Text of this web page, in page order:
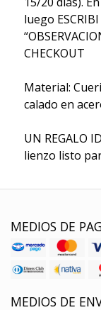
luego
CHECKOUT
Material:
calado en
UN REGALO
lienzo listo
MEDIOS DE
MEDIOS DE